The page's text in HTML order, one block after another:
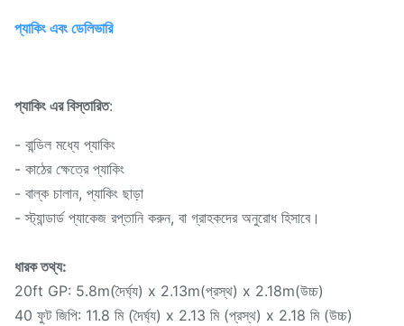
প্যাকিং এবং ডেলিভারি
প্যাকিং এর বিস্তারিত:
- বান্ডিল মধ্যে প্যাকিং
- কাঠের ক্ষেত্রে প্যাকিং
- বাল্ক চালান, প্যাকিং ছাড়া
- স্ট্যান্ডার্ড প্যাকেজ রপ্তানি করুন, বা গ্রাহকদের অনুরোধ হিসাবে।
ধারক তথ্য:
20ft GP: 5.8m(দৈর্ঘ্য) x 2.13m(প্রস্থ) x 2.18m(উচ্চ)
40 ফুট জিপি: 11.8 মি (দৈর্ঘ্য) x 2.13 মি (প্রস্থ) x 2.18 মি (উচ্চ)